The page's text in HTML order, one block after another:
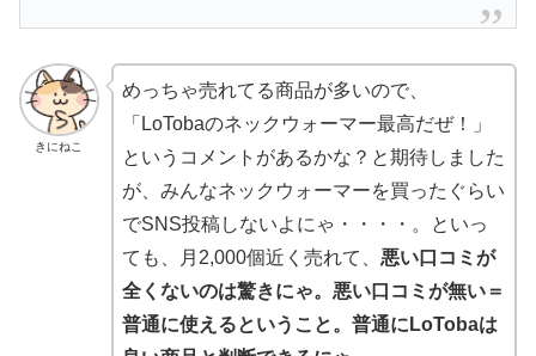
きにねこ
めっちゃ売れてる商品が多いので、
「LoTobaのネックウォーマー最高だぜ！」
というコメントがあるかな？と期待しました
が、みんなネックウォーマーを買ったぐらい
でSNS投稿しないよにゃ・・・・。といっ
ても、月2,000個近く売れて、 悪い口コミが
全くないのは驚きにゃ。悪い口コミが無い＝
普通に使えるということ。普通にLoTobaは